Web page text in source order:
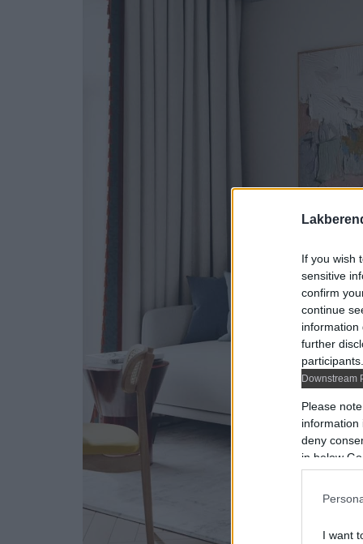
If you wish
sensitive
confirm
continue
information
further
Downstream
Please
information
deny
in below
I want